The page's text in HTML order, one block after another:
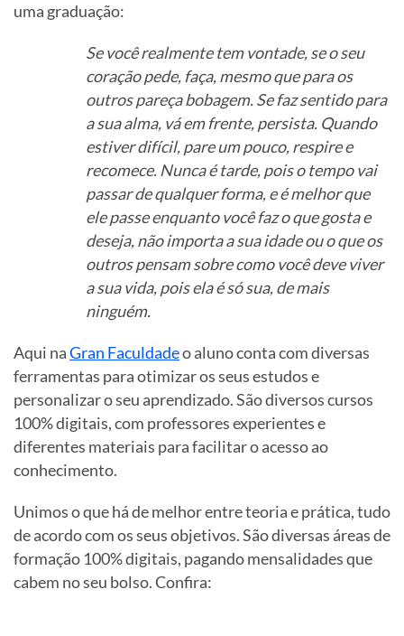
uma graduação:
Se você realmente tem vontade, se o seu
coração pede, faça, mesmo que para os
outros pareça bobagem. Se faz sentido para
a sua alma, vá em frente, persista. Quando
estiver difícil, pare um pouco, respire e
recomece. Nunca é tarde, pois o tempo vai
passar de qualquer forma, e é melhor que
ele passe enquanto você faz o que gosta e
deseja, não importa a sua idade ou o que os
outros pensam sobre como você deve viver
a sua vida, pois ela é só sua, de mais
ninguém.
Aqui naGran Faculdadeo aluno conta com diversas
ferramentas para otimizar os seus estudos e
personalizar o seu aprendizado. São diversos cursos
100% digitais, com professores experientes e
diferentes materiais para facilitar o acesso ao
conhecimento.
Unimos o que há de melhor entre teoria e prática, tudo
de acordo com os seus objetivos. São diversas áreas de
formação 100% digitais, pagando mensalidades que
cabem no seu bolso. Confira: